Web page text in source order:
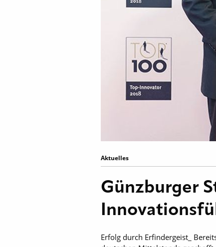
Aktuelles
Günzburger
Erfolg durch Erfindergeist_